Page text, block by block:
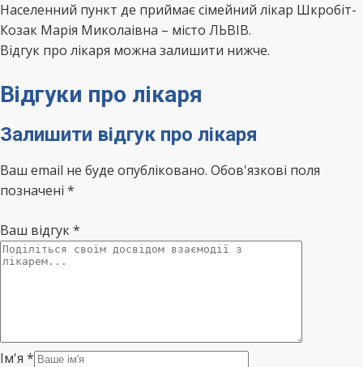
Населенний пункт де приймає сімейний лікар Шкробіт-
Козак Марія Миколаівна – місто ЛЬВІВ.
Відгук про лікаря можна залишити нижче.
Відгуки про лікаря
Залишити відгук про лікаря
Ваш email не буде опубліковано. Обов'язкові поля
позначені *
Ваш відгук*
Ім'я *